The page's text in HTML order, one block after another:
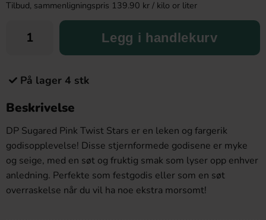
Tilbud, sammenligningspris 139.90 kr / kilo or liter
Legg i handlekurv
På lager 4 stk
Beskrivelse
DP Sugared Pink Twist Stars er en leken og fargerik
godisopplevelse! Disse stjernformede godisene er myke
og seige, med en søt og fruktig smak som lyser opp enhver
anledning. Perfekte som festgodis eller som en søt
overraskelse når du vil ha noe ekstra morsomt!